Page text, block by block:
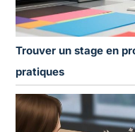
Trouver un stage en
pratiques